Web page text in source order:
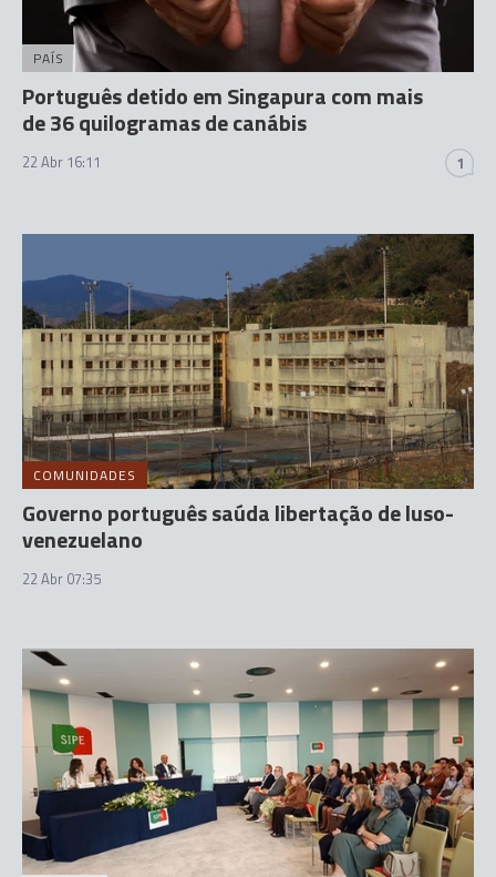
PAÍS
Português detido em Singapura com mais
de 36 quilogramas de canábis
22 Abr 16:11 1
COMUNIDADES
Governo português saúda libertação de luso-
venezuelano
22 Abr 07:35